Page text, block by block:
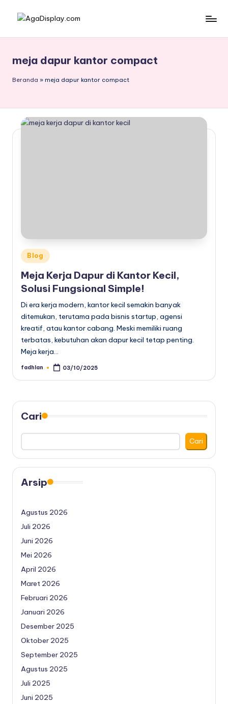
meja dapur kantor compact
Beranda » meja dapur kantor compact
Posted
in
Blog
Meja Kerja Dapur di Kantor Kecil,
Solusi Fungsional Simple!
Di era kerja modern, kantor kecil semakin banyak
ditemukan, terutama pada bisnis startup, agensi
kreatif, atau kantor cabang. Meski memiliki ruang
terbatas, kebutuhan akan dapur kecil tetap penting.
Meja kerja…
Posted
fadhlan 03/10/2025
Cari
Cari
Arsip
Agustus 2026
Juli 2026
Juni 2026
Mei 2026
April 2026
Maret 2026
Februari 2026
Januari 2026
Desember 2025
Oktober 2025
September 2025
Agustus 2025
Juli 2025
Juni 2025